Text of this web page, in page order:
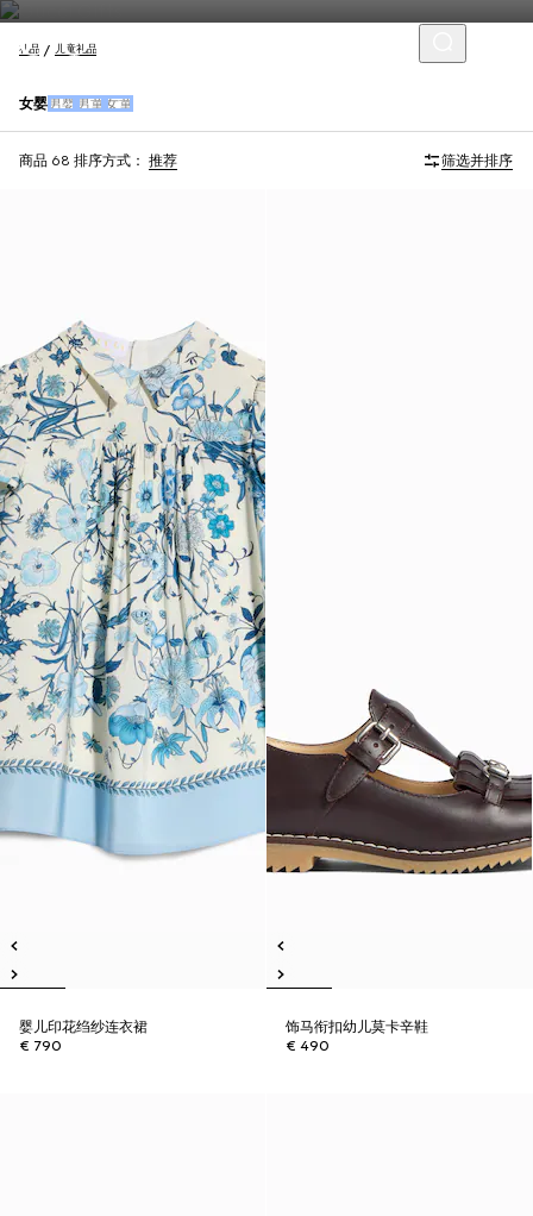
礼品 儿童礼品
女婴 男婴 男童 女童
商品 68 排序方式： 推荐 筛选并排序
婴儿印花绉纱连衣裙
€ 790
饰马衔扣幼儿莫卡辛鞋
€ 490